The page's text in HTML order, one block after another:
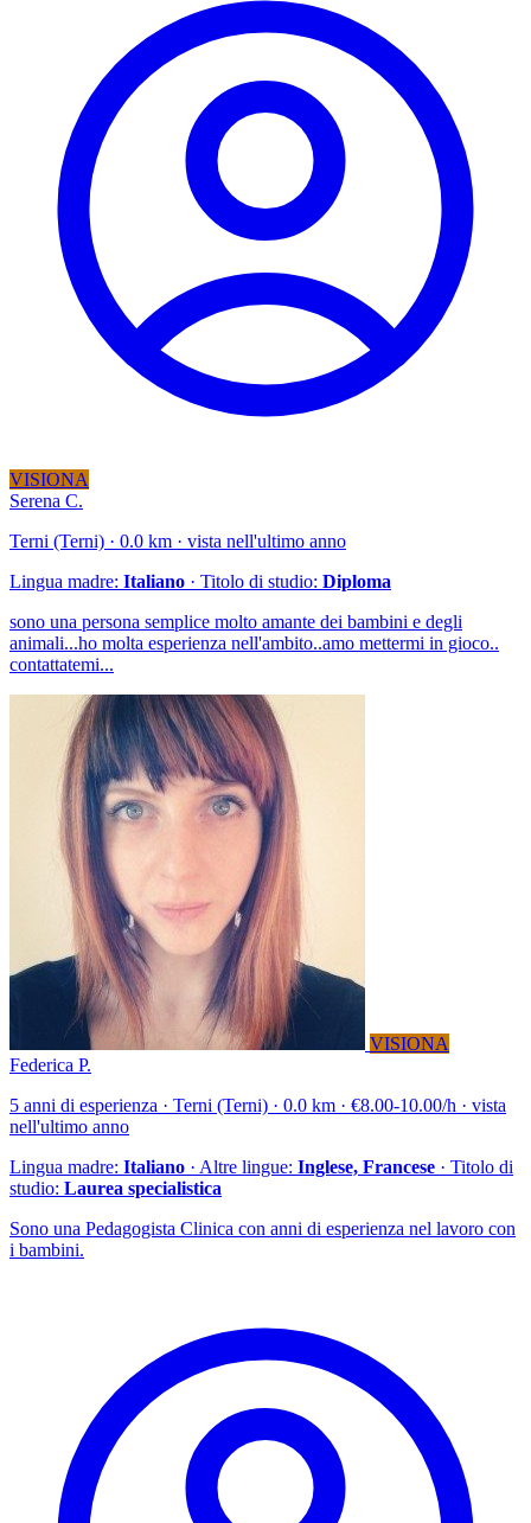
VISIONA
Serena C.
Terni (Terni) · 0.0 km · vista nell'ultimo anno
Lingua madre: Italiano · Titolo di studio: Diploma
sono una persona semplice molto amante dei bambini e degli
animali...ho molta esperienza nell'ambito..amo mettermi in gioco..
contattatemi...
VISIONA
Federica P.
5 anni di esperienza · Terni (Terni) · 0.0 km · €8.00-10.00/h · vista
nell'ultimo anno
Lingua madre: Italiano · Altre lingue: Inglese, Francese · Titolo di
studio: Laurea specialistica
Sono una Pedagogista Clinica con anni di esperienza nel lavoro con
i bambini.